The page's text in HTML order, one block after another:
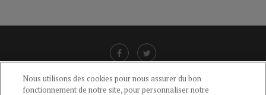
Nous utilisons des cookies pour nous assurer du bon
fonctionnement de notre site, pour personnaliser notre